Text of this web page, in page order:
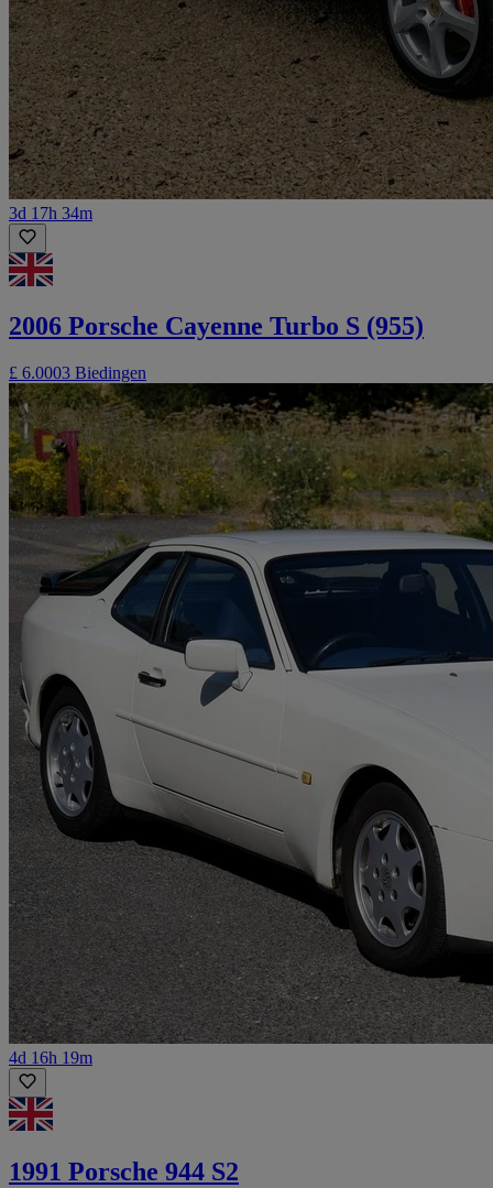
3d 17h 34m
2006 Porsche Cayenne Turbo S (955)
£ 6.0003 Biedingen
4d 16h 19m
1991 Porsche 944 S2